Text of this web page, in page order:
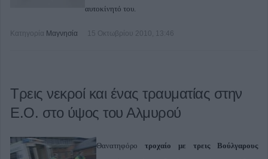
αυτοκίνητό του.
Κατηγορία Μαγνησία 15 Οκτωβρίου 2010, 13:46
Τρεις νεκροί και ένας τραυματίας στην
Ε.Ο. στο ύψος του Αλμυρού
Θανατηφόρο τροχαίο με τρεις Βούλγαρους